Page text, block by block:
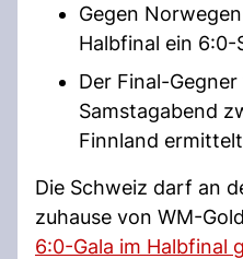
Gegen
Halbfinal ein
Der Final-
Samstagabend
Finnland
Die Schweiz darf an
zuhause von WM-
6:0-Gala im Halbfinal